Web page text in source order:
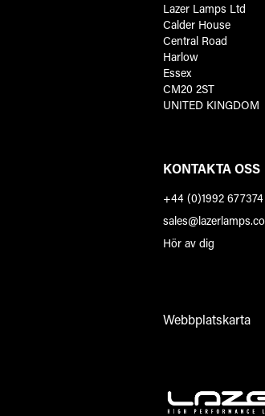
Lazer Lamps Ltd
Calder House
Central Road
Harlow
Essex
CM20 2ST
UNITED KINGDOM
KONTAKTA OSS
+44 (0)1992 677374
Hör av dig
Webbplatskarta